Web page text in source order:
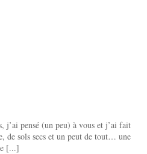
j’ai pensé (un peu) à vous et j’ai fait
de sols secs et un peut de tout… une
[...]